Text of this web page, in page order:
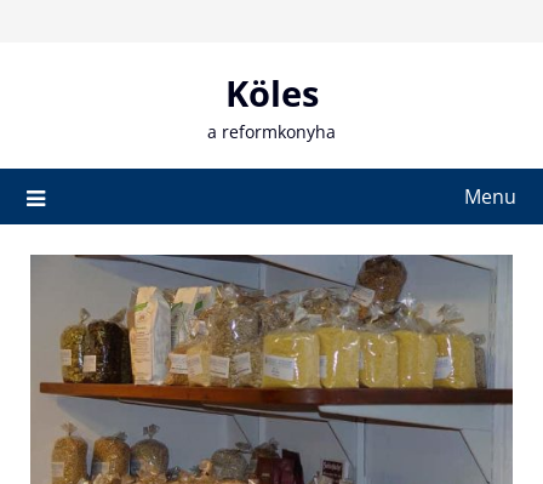
Köles
a reformkonyha
Menu